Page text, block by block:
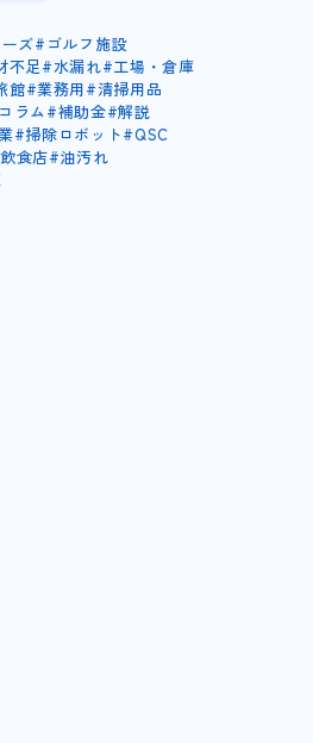
ズ# ゴルフ施設
不足#水漏れ#工場・倉庫
館#業務用#清掃用品
ラム#補助金#解説
#掃除ロボット#QSC
飲食店#油汚れ